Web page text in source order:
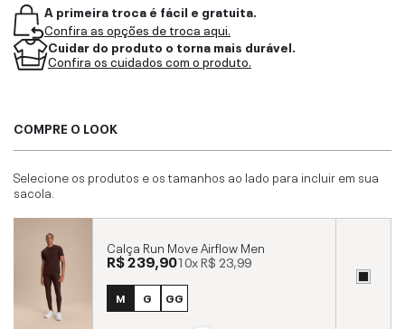
A primeira troca é fácil e gratuita.
Confira as opções de troca aqui.
Cuidar do produto o torna mais durável.
Confira os cuidados com o produto.
COMPRE O LOOK
Selecione os produtos e os tamanhos ao lado para incluir em sua
sacola.
Calça Run Move Airflow Men
R$ 239,9010xR$ 23,99
M G GG